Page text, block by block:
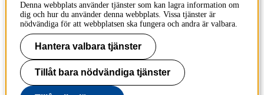
KTH
100 44 Stockholm
+46 8 790 60 00
Kontakta KTH
Jobba på KTH
Press och media
Denna webbplats använder tjänster som kan lagra information om
dig och hur du använder denna webbplats. Vissa tjänster är
nödvändiga för att webbplatsen ska fungera och andra är valbara.
Hantera valbara tjänster
Tillåt bara nödvändiga tjänster